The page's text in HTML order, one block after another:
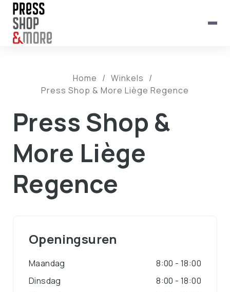
Home / Winkels /
Press Shop & More Liège Regence
Press Shop &
More Liège
Regence
Openingsuren
Maandag
8:00 - 18:00
Dinsdag
8:00 - 18:00